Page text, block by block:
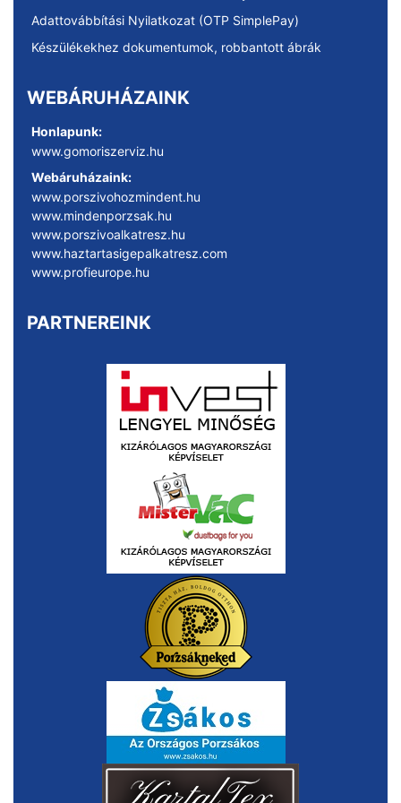
Adattovábbítási Nyilatkozat (OTP SimplePay)
Készülékekhez dokumentumok, robbantott ábrák
WEBÁRUHÁZAINK
Honlapunk:
www.gomoriszerviz.hu
Webáruházaink:
www.porszivohozmindent.hu
www.mindenporzsak.hu
www.porszivoalkatresz.hu
www.haztartasigepalkatresz.com
www.profieurope.hu
PARTNEREINK